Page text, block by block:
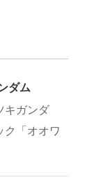
ダム
キガンダ
ク「オオワ